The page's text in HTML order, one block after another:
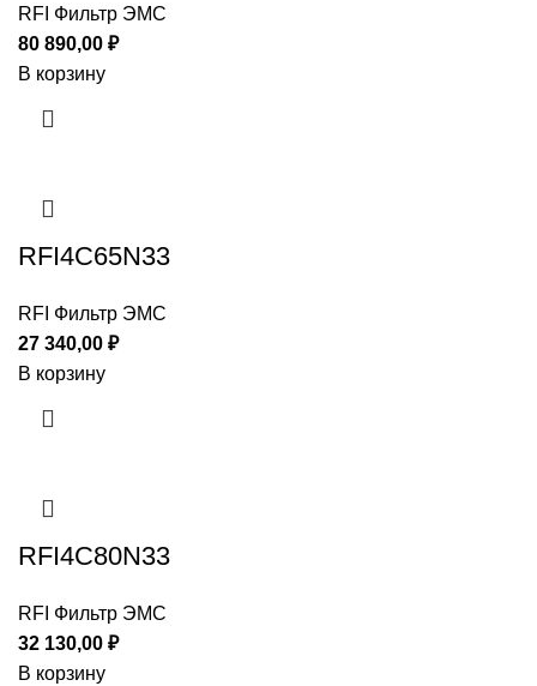
RFI Фильтр ЭМС
80 890,00 ₽
В корзину
RFI4C65N33
RFI Фильтр ЭМС
27 340,00 ₽
В корзину
RFI4C80N33
RFI Фильтр ЭМС
32 130,00 ₽
В корзину